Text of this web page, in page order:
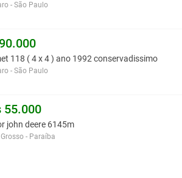
- São Paulo
118 ( 4 x 4 ) ano 1992 conservadissimo
- São Paulo
55.000
john deere 6145m
- Paraíba